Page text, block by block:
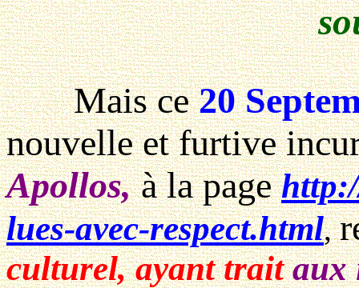
Mais ce20
nouvelle et furtive
Apollos,à la page
lues-avec-respect.html,
culturel, ayant traitaux